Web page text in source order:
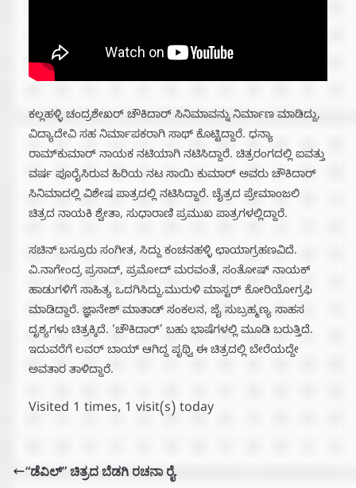
ಕಲ್ಲಹಳ್ಳಿ ಚಂದ್ರಶೇಖರ್ ಚೌಕಿದಾರ್ ಸಿನಿಮಾವನ್ನು ನಿರ್ಮಾಣ ಮಾಡಿದ್ದು,
ವಿದ್ಯಾದೇವಿ ಸಹ ನಿರ್ಮಾಪಕರಾಗಿ ಸಾಥ್ ಕೊಟ್ಟಿದ್ದಾರೆ. ಧನ್ಯಾ
ರಾಮ್‌ಕುಮಾರ್ ನಾಯಕ ನಟಿಯಾಗಿ ನಟಿಸಿದ್ದಾರೆ. ಚಿತ್ರರಂಗದಲ್ಲಿ ಐವತ್ತು
ವರ್ಷ ಪೂರೈಸಿರುವ ಹಿರಿಯ ನಟ ಸಾಯಿ ಕುಮಾರ್ ಅವರು ಚೌಕಿದಾರ್
ಸಿನಿಮಾದಲ್ಲಿ ವಿಶೇಷ ಪಾತ್ರದಲ್ಲಿ ನಟಿಸಿದ್ದಾರೆ. ಚೈತ್ರದ ಪ್ರೇಮಾಂಜಲಿ
ಚಿತ್ರದ ನಾಯಕಿ ಶ್ವೇತಾ, ಸುಧಾರಾಣಿ ಪ್ರಮುಖ ಪಾತ್ರಗಳಲ್ಲಿದ್ದಾರೆ.
ಸಚಿನ್ ಬಸ್ರೂರು ಸಂಗೀತ, ಸಿದ್ದು ಕಂಚನಹಳ್ಳಿ ಛಾಯಾಗ್ರಹಣವಿದೆ.
ವಿ.ನಾಗೇಂದ್ರ ಪ್ರಸಾದ್, ಪ್ರಮೋದ್ ಮರವಂತೆ, ಸಂತೋಷ್ ನಾಯಕ್
ಹಾಡುಗಳಿಗೆ ಸಾಹಿತ್ಯ ಒದಗಿಸಿದ್ದು,ಮುರುಳಿ ಮಾಸ್ಟರ್ ಕೋರಿಯೋಗ್ರಫಿ
ಮಾಡಿದ್ದಾರೆ. ಜ್ಞಾನೇಶ್ ಮಾತಾಡ್ ಸಂಕಲನ, ಜೈ ಸುಬ್ರಹ್ಮಣ್ಯ ಸಾಹಸ
ದೃಶ್ಯಗಳು ಚಿತ್ರಕ್ಕಿದೆ. ‘ಚೌಕಿದಾರ್’ ಬಹು ಭಾಷೆಗಳಲ್ಲಿ ಮೂಡಿ ಬರುತ್ತಿದೆ.
ಇದುವರೆಗೆ ಲವರ್ ಬಾಯ್ ಆಗಿದ್ದ ಪೃಥ್ವಿ ಈ ಚಿತ್ರದಲ್ಲಿ ಬೇರೆಯದ್ದೇ
ಅವತಾರ ತಾಳಿದ್ದಾರೆ‌.
Visited 1 times, 1 visit(s) today
“ಡೆವಿಲ್” ಚಿತ್ರದ ಬೆಡಗಿ ರಚನಾ ರೈ.